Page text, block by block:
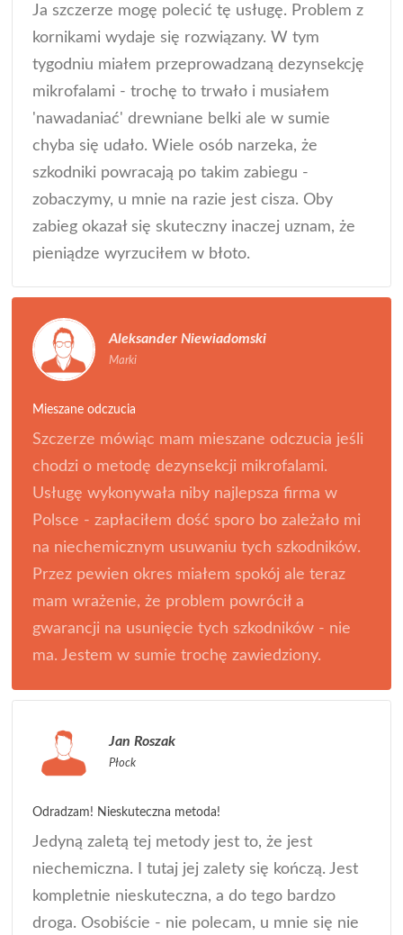
Ja szczerze mogę polecić tę usługę. Problem z
kornikami wydaje się rozwiązany. W tym
tygodniu miałem przeprowadzaną dezynsekcję
mikrofalami - trochę to trwało i musiałem
'nawadaniać' drewniane belki ale w sumie
chyba się udało. Wiele osób narzeka, że
szkodniki powracają po takim zabiegu -
zobaczymy, u mnie na razie jest cisza. Oby
zabieg okazał się skuteczny inaczej uznam, że
pieniądze wyrzuciłem w błoto.
Aleksander Niewiadomski
Marki
Mieszane odczucia
Szczerze mówiąc mam mieszane odczucia jeśli
chodzi o metodę dezynsekcji mikrofalami.
Usługę wykonywała niby najlepsza firma w
Polsce - zapłaciłem dość sporo bo zależało mi
na niechemicznym usuwaniu tych szkodników.
Przez pewien okres miałem spokój ale teraz
mam wrażenie, że problem powrócił a
gwarancji na usunięcie tych szkodników - nie
ma. Jestem w sumie trochę zawiedziony.
Jan Roszak
Płock
Odradzam! Nieskuteczna metoda!
Jedyną zaletą tej metody jest to, że jest
niechemiczna. I tutaj jej zalety się kończą. Jest
kompletnie nieskuteczna, a do tego bardzo
droga. Osobiście - nie polecam, u mnie się nie